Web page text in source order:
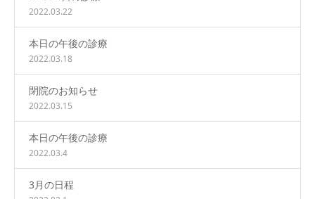
2022.03.22
本日の午後の診療
2022.03.18
閉院のお知らせ
2022.03.15
本日の午後の診療
2022.03.4
3月の日程